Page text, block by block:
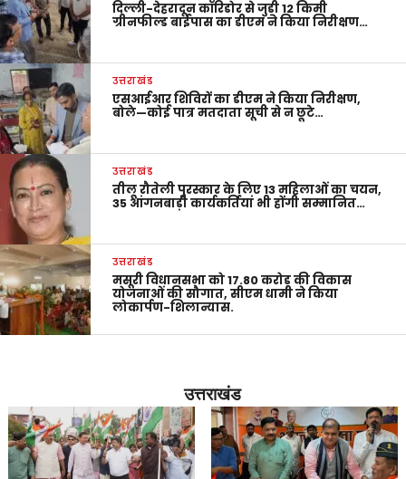
दिल्ली-देहरादून कॉरिडोर से जुड़ी 12 किमी
ग्रीनफील्ड बाईपास का डीएम ने किया निरीक्षण…
उत्तराखंड
एसआईआर शिविरों का डीएम ने किया निरीक्षण,
बोले—कोई पात्र मतदाता सूची से न छूटे…
उत्तराखंड
तीलू रौतेली पुरस्कार के लिए 13 महिलाओं का चयन,
35 आंगनबाड़ी कार्यकर्तियां भी होंगी सम्मानित…
उत्तराखंड
मसूरी विधानसभा को 17.80 करोड़ की विकास
योजनाओं की सौगात, सीएम धामी ने किया
लोकार्पण-शिलान्यास.
उत्तराखंड